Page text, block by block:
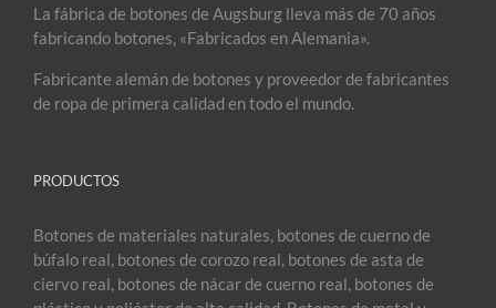
La fábrica de botones de Augsburg lleva más de 70 años
fabricando botones, «Fabricados en Alemania».
Fabricante alemán de botones y proveedor de fabricantes
de ropa de primera calidad en todo el mundo.
PRODUCTOS
Botones de materiales naturales, botones de cuerno de
búfalo real, botones de corozo real, botones de asta de
ciervo real, botones de nácar de cuerno real, botones de